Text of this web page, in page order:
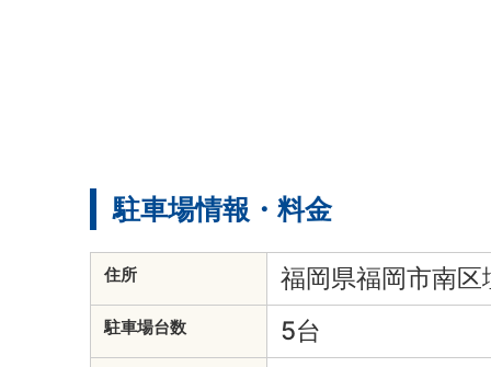
駐車場情報・料金
住所 福岡県福岡市南
駐車場台数 5台